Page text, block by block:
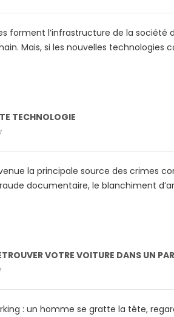
forment l’infrastructure de la
Mais, si les nouvelles technologies
TECHNOLOGIE
la principale source des crimes
documentaire, le blanchiment
VOTRE VOITURE DANS UN
: un homme se gratte la tête,